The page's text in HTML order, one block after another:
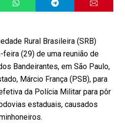
Rural Brasileira (SRB)
(29) de uma reunião de
Bandeirantes, em São Paulo,
Márcio França (PSB), para
da Polícia Militar para pôr
estaduais, causados